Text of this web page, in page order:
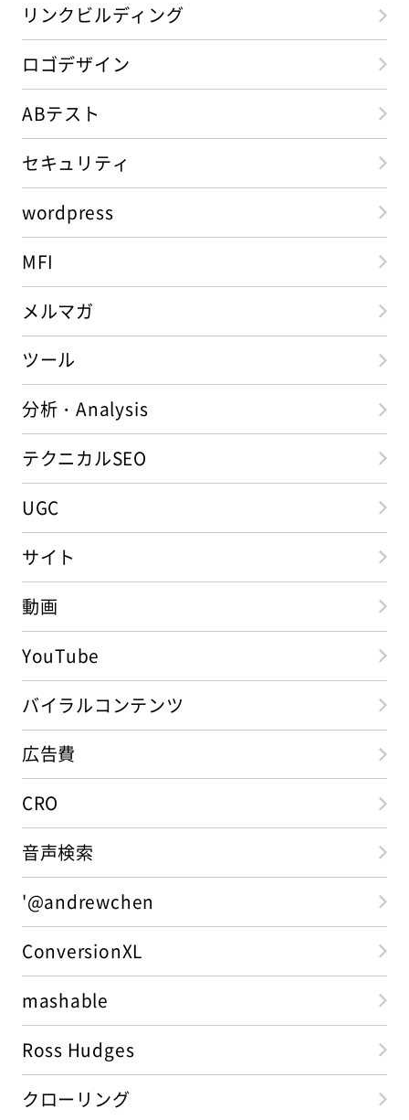
リンクビルディング
ロゴデザイン
ABテスト
セキュリティ
wordpress
MFI
メルマガ
ツール
分析・Analysis
テクニカルSEO
UGC
サイト
動画
YouTube
バイラルコンテンツ
広告費
CRO
音声検索
'@andrewchen
ConversionXL
mashable
Ross Hudges
クローリング